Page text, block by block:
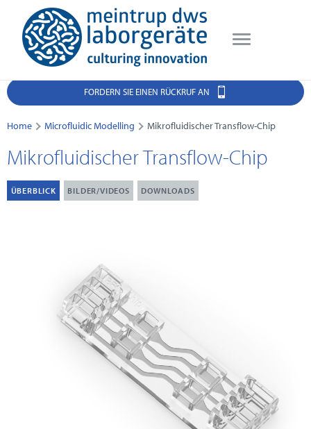
FORDERN SIE EINEN RÜCKRUF AN
Home Microfluidic Modelling Mikrofluidischer Transflow-Chip
Mikrofluidischer Transflow-Chip
ÜBERBLICK BILDER/VIDEOS DOWNLOADS